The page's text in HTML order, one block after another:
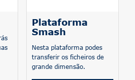
Plataforma
Smash
Nesta plataforma podes
transferir os ficheiros de
grande dimensão.